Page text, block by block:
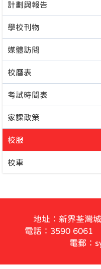
計劃與報告
學校刊物
媒體訪問
校曆表
考試時間表
家課政策
校服
校車
地址：新界荃灣
電話：3590 6061
電郵：